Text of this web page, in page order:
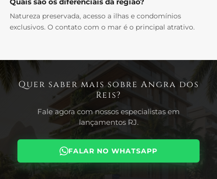
Natureza preservada, acesso a ilhas e condomínios
exclusivos. O contato com o mar é o principal atrativo.
Quer saber mais sobre Angra dos
Reis?
Fale agora com nossos especialistas em
lançamentos RJ.
FALAR NO WHATSAPP